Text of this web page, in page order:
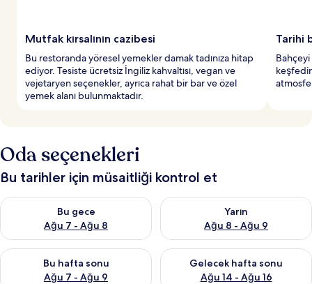
e
r
d
Mutfak kırsalının cazibesi
Bu restoranda yöresel yemekler damak tadınıza hitap
ediyor. Tesiste ücretsiz İngiliz kahvaltısı, vegan ve
vejetaryen seçenekler, ayrıca rahat bir bar ve özel
yemek alanı bulunmaktadır.
Tarihi
Oda seçenekleri
Bu tarihler için müsaitliği kontrol et
Bu gece
Ağu 7 - Ağu 8
Bu gece için müsaitliği kontrol et Ağu 7 - Ağu 8
Yarın
Ağu 8 - Ağu 9
Yarın için müsaitliği kontrol
Bu hafta sonu
Ağu 7 - Ağu 9
Bu hafta sonu için müsaitliği kontrol et Ağu 7 - Ağu 9
Gelecek hafta sonu
Ağu 14 - Ağu 16
Önümüzdeki hafta sonu için